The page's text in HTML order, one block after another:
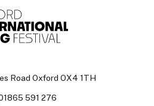
Road Oxford OX4 1TH
591 276